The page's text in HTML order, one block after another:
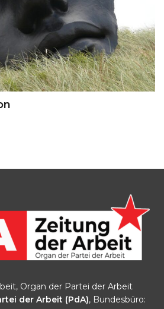
Organ der Partei der Arbeit
der Arbeit (PdA), Bundesbüro: